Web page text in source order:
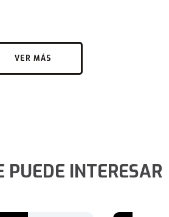
VER MÁS
PUEDE INTERESAR